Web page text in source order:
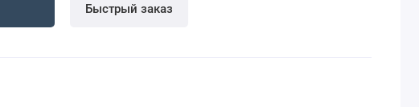
Быстрый заказ